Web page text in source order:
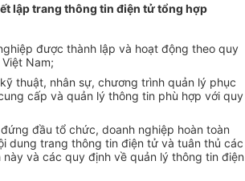
lập trang thông tin điện tử tổng hợp
được thành lập và hoạt động theo quy
Nam;
thuật, nhân sự, chương trình quản lý phục
cấp và quản lý thông tin phù hợp với quy
đầu tổ chức, doanh nghiệp hoàn toàn
dung trang thông tin điện tử và tuân thủ các
và các quy định về quản lý thông tin điện